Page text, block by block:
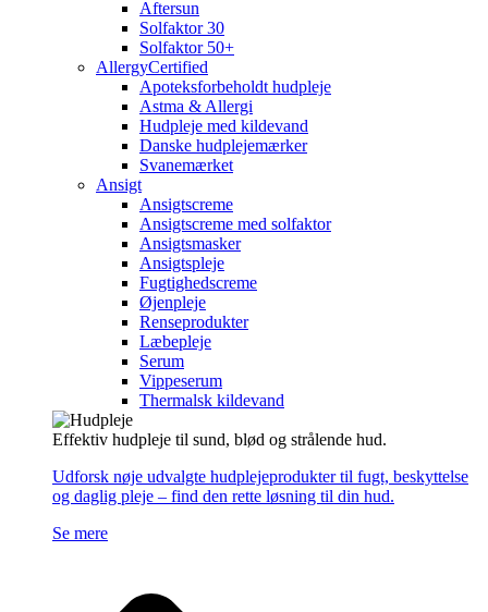
Aftersun
Solfaktor 30
Solfaktor 50+
AllergyCertified
Apoteksforbeholdt hudpleje
Astma & Allergi
Hudpleje med kildevand
Danske hudplejemærker
Svanemærket
Ansigt
Ansigtscreme
Ansigtscreme med solfaktor
Ansigtsmasker
Ansigtspleje
Fugtighedscreme
Øjenpleje
Renseprodukter
Læbepleje
Serum
Vippeserum
Thermalsk kildevand
Effektiv hudpleje til sund, blød og strålende hud.
Udforsk nøje udvalgte hudplejeprodukter til fugt, beskyttelse
og daglig pleje – find den rette løsning til din hud.
Se mere